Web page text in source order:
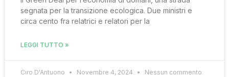
segnata per la transizione ecologica. Due ministri e
circa cento fra relatrici e relatori per la
LEGGI TUTTO »
Ciro D'Antuono Novembre 4, 2024 Nessun commento